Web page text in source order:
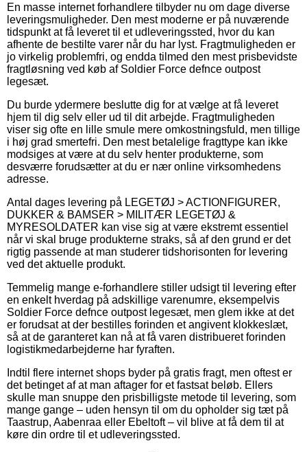
En masse internet forhandlere tilbyder nu om dage diverse
leveringsmuligheder. Den mest moderne er på nuværende
tidspunkt at få leveret til et udleveringssted, hvor du kan
afhente de bestilte varer når du har lyst. Fragtmuligheden er
jo virkelig problemfri, og endda tilmed den mest prisbevidste
fragtløsning ved køb af Soldier Force defnce outpost
legesæt.
Du burde ydermere beslutte dig for at vælge at få leveret
hjem til dig selv eller ud til dit arbejde. Fragtmuligheden
viser sig ofte en lille smule mere omkostningsfuld, men tillige
i høj grad smertefri. Den mest betalelige fragttype kan ikke
modsiges at være at du selv henter produkterne, som
desværre forudsætter at du er nær online virksomhedens
adresse.
Antal dages levering på LEGETØJ > ACTIONFIGURER,
DUKKER & BAMSER > MILITÆR LEGETØJ &
MYRESOLDATER kan vise sig at være ekstremt essentiel
når vi skal bruge produkterne straks, så af den grund er det
rigtig passende at man studerer tidshorisonten for levering
ved det aktuelle produkt.
Temmelig mange e-forhandlere stiller udsigt til levering efter
en enkelt hverdag på adskillige varenumre, eksempelvis
Soldier Force defnce outpost legesæt, men glem ikke at det
er forudsat at der bestilles forinden et angivent klokkeslæt,
så at de garanteret kan nå at få varen distribueret forinden
logistikmedarbejderne har fyraften.
Indtil flere internet shops byder på gratis fragt, men oftest er
det betinget af at man aftager for et fastsat beløb. Ellers
skulle man snuppe den prisbilligste metode til levering, som
mange gange – uden hensyn til om du opholder sig tæt på
Taastrup, Aabenraa eller Ebeltoft – vil blive at få dem til at
køre din ordre til et udleveringssted.